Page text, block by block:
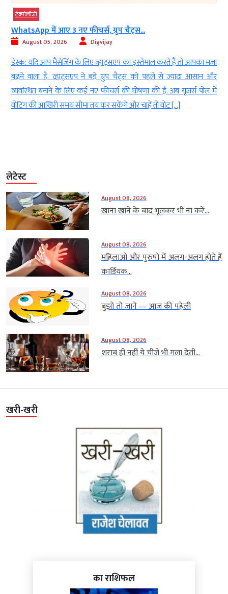
टेक्‍नोलॉजी
WhatsApp में आए 3 नए फीचर्स, ग्रुप चैट्स...
August 05, 2026 Digvijay
डेस्क: यदि आप मैसेजिंग के लिए व्हाट्सएप का इस्तेमाल करते हैं तो आपका मजा
बढ़ने वाला है. व्हाट्सएप ने बड़े ग्रुप चैट्स को पहले से ज्यादा आसान और
व्यवस्थित बनाने के लिए कई नए फीचर्स की घोषणा की है. अब यूजर्स पोल में
वोटिंग की आखिरी समय सीमा तय कर सकेंगे और चाहें तो वोट […]
लेटेस्ट
August 08, 2026
खाना खाने के बाद भूलकर भी ना करें...
August 08, 2026
महिलाओं और पुरुषों में अलग-अलग होते हैं
कार्डियक...
August 08, 2026
बुझो तो जाने — आज की पहेली
August 08, 2026
शराब ही नहीं ये चीजें भी गला देती...
खरी-खरी
का राशिफल